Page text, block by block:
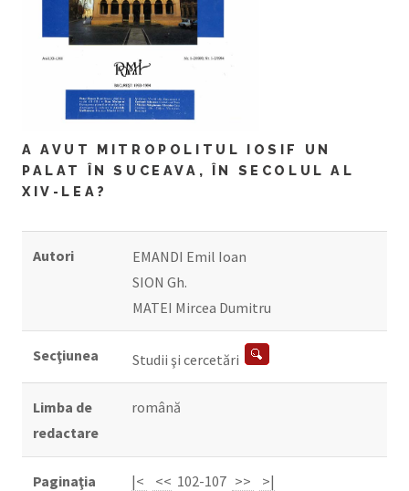
A AVUT MITROPOLITUL IOSIF UN
PALAT ÎN SUCEAVA, ÎN SECOLUL AL
XIV-LEA?
Autori
EMANDI Emil Ioan
SION Gh.
MATEI Mircea Dumitru
Secţiunea Studii şi cercetări
Limba de
redactare
română
Paginaţia |< << 102-107 >> >|